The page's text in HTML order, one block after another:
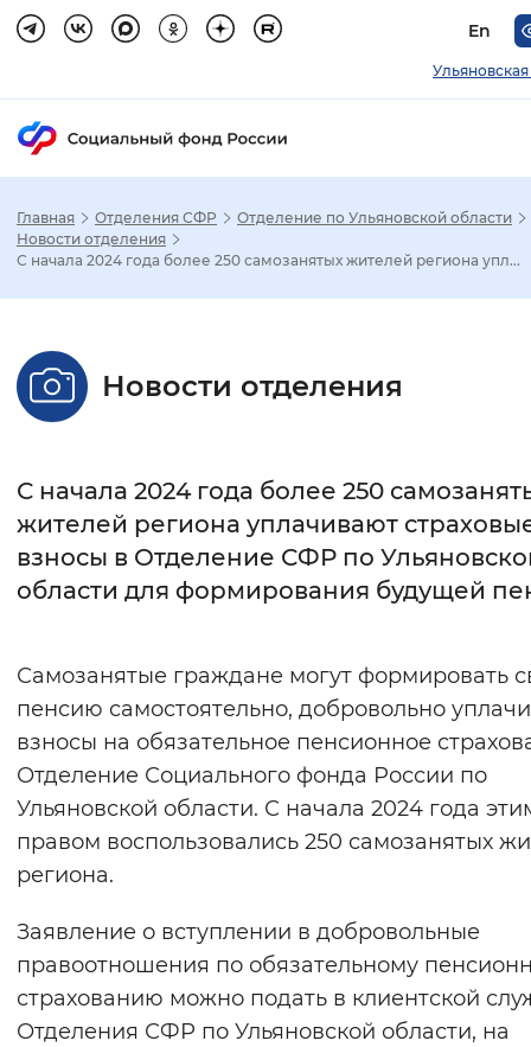
En
Настройка режима отображения
Стандартный Увеличенный
Интервал между буквами
Цвет сайта
Монохромный
Синий фон
Изображения
Звуковой ассистент
Воспроизвести Остановить
Главная Отделения СФР
Отделение по Ульяновской области
Новости отделения
С начала 2024 года более 250 самозанятых жителей региона упл...
Новости отделения
С начала 2024 года более 250
жителей региона уплачивают
взносы в Отделение СФР по
области для формирования будущей
Самозанятые граждане могут формировать
пенсию самостоятельно, добровольно
взносы на обязательное пенсионное
Отделение Социального фонда России по
Ульяновской области. С начала 2024 года
правом воспользовались 250 самозанятых
региона.
Заявление о вступлении в добровольные
правоотношения по обязательному
страхованию можно подать в клиентской
Отделения СФР по Ульяновской области, на